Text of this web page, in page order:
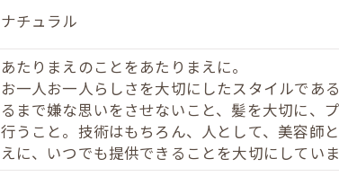
ナチュラル
あたりまえのことをあたりまえに。
お一人お一人らしさを大切にしたスタイルであ
るまで嫌な思いをさせないこと、髪を大切に、
行うこと。技術はもちろん、人として、美容師
えに、いつでも提供できることを大切にしていま